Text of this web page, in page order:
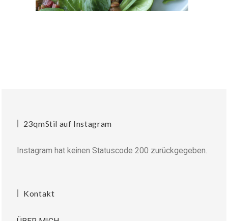
23qmStil auf Instagram
Instagram hat keinen Statuscode 200 zurückgegeben.
Kontakt